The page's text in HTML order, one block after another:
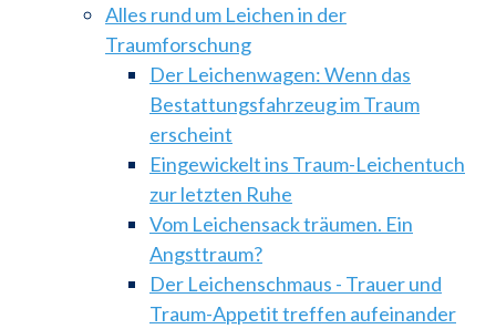
Alles rund um Leichen in der
Traumforschung
Der Leichenwagen: Wenn das
Bestattungsfahrzeug im Traum
erscheint
Eingewickelt ins Traum-Leichentuch
zur letzten Ruhe
Vom Leichensack träumen. Ein
Angsttraum?
Der Leichenschmaus - Trauer und
Traum-Appetit treffen aufeinander